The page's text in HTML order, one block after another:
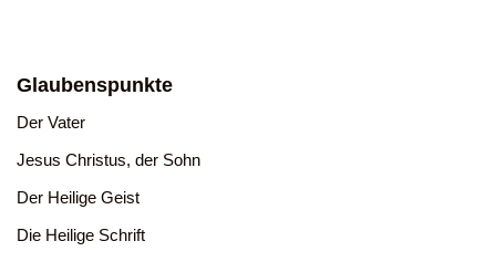
Glaubenspunkte
Der Vater
Jesus Christus, der Sohn
Der Heilige Geist
Die Heilige Schrift